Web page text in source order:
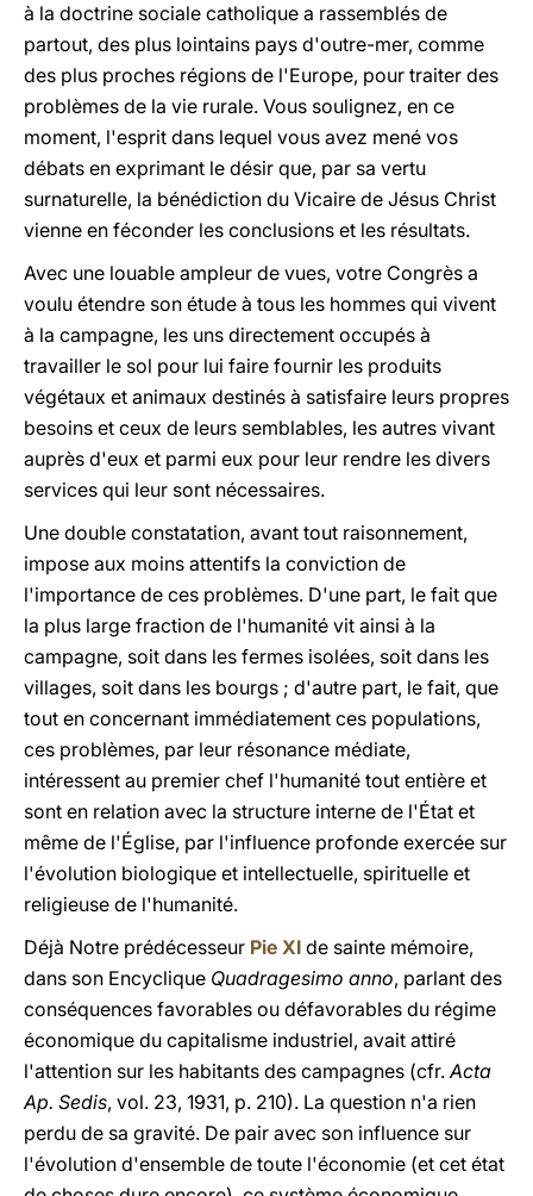
à la doctrine sociale catholique a rassemblés de
partout, des plus lointains pays d'outre-mer, comme
des plus proches régions de l'Europe, pour traiter des
problèmes de la vie rurale. Vous soulignez, en ce
moment, l'esprit dans lequel vous avez mené vos
débats en exprimant le désir que, par sa vertu
surnaturelle, la bénédiction du Vicaire de Jésus Christ
vienne en féconder les conclusions et les résultats.
Avec une louable ampleur de vues, votre Congrès a
voulu étendre son étude à tous les hommes qui vivent
à la campagne, les uns directement occupés à
travailler le sol pour lui faire fournir les produits
végétaux et animaux destinés à satisfaire leurs propres
besoins et ceux de leurs semblables, les autres vivant
auprès d'eux et parmi eux pour leur rendre les divers
services qui leur sont nécessaires.
Une double constatation, avant tout raisonnement,
impose aux moins attentifs la conviction de
l'importance de ces problèmes. D'une part, le fait que
la plus large fraction de l'humanité vit ainsi à la
campagne, soit dans les fermes isolées, soit dans les
villages, soit dans les bourgs ; d'autre part, le fait, que
tout en concernant immédiatement ces populations,
ces problèmes, par leur résonance médiate,
intéressent au premier chef l'humanité tout entière et
sont en relation avec la structure interne de l'État et
même de l'Église, par l'influence profonde exercée sur
l'évolution biologique et intellectuelle, spirituelle et
religieuse de l'humanité.
Déjà Notre prédécesseur Pie XI de sainte mémoire,
dans son Encyclique Quadragesimo anno, parlant des
conséquences favorables ou défavorables du régime
économique du capitalisme industriel, avait attiré
l'attention sur les habitants des campagnes (cfr.Acta
Ap. Sedis, vol. 23, 1931, p. 210). La question n'a rien
perdu de sa gravité. De pair avec son influence sur
l'évolution d'ensemble de toute l'économie (et cet état